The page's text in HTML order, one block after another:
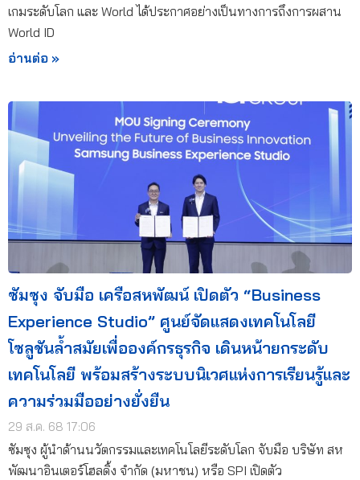
เกมระดับโลก และ World ได้ประกาศอย่างเป็นทางการถึงการผสาน
World ID
อ่านต่อ »
ซัมซุง จับมือ เครือสหพัฒน์ เปิดตัว “Business
Experience Studio” ศูนย์จัดแสดงเทคโนโลยี
โซลูชันล้ำสมัยเพื่อองค์กรธุรกิจ เดินหน้ายกระดับ
เทคโนโลยี พร้อมสร้างระบบนิเวศแห่งการเรียนรู้และ
ความร่วมมืออย่างยั่งยืน
29 ส.ค. 68 17:06
ซัมซุง ผู้นำด้านนวัตกรรมและเทคโนโลยีระดับโลก จับมือ บริษัท สห
พัฒนาอินเตอร์โฮลดิ้ง จำกัด (มหาชน) หรือ SPI เปิดตัว